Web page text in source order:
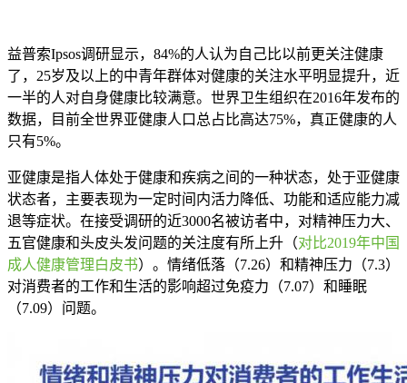
益普索Ipsos调研显示，84%的人认为自己比以前更关注健康
了，25岁及以上的中青年群体对健康的关注水平明显提升，近
一半的人对自身健康比较满意。世界卫生组织在2016年发布的
数据，目前全世界亚健康人口总占比高达75%，真正健康的人
只有5%。
亚健康是指人体处于健康和疾病之间的一种状态，处于亚健康
状态者，主要表现为一定时间内活力降低、功能和适应能力减
退等症状。在接受调研的近3000名被访者中，对精神压力大、
五官健康和头皮头发问题的关注度有所上升（对比2019年中国
成人健康管理白皮书）。情绪低落（7.26）和精神压力（7.3）
对消费者的工作和生活的影响超过免疫力（7.07）和睡眠
（7.09）问题。